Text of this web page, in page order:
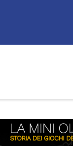
medaglie